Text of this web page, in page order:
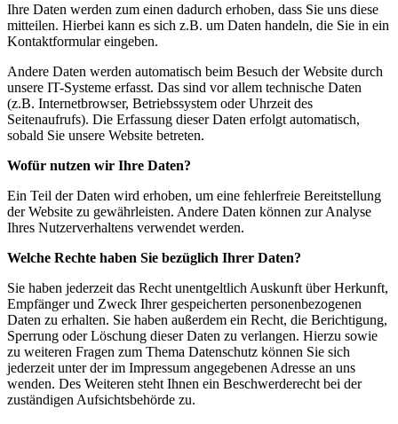
Ihre Daten werden zum einen dadurch erhoben, dass Sie uns diese
mitteilen. Hierbei kann es sich z.B. um Daten handeln, die Sie in ein
Kontaktformular eingeben.
Andere Daten werden automatisch beim Besuch der Website durch
unsere IT-Systeme erfasst. Das sind vor allem technische Daten
(z.B. Internetbrowser, Betriebssystem oder Uhrzeit des
Seitenaufrufs). Die Erfassung dieser Daten erfolgt automatisch,
sobald Sie unsere Website betreten.
Wofür nutzen wir Ihre Daten?
Ein Teil der Daten wird erhoben, um eine fehlerfreie Bereitstellung
der Website zu gewährleisten. Andere Daten können zur Analyse
Ihres Nutzerverhaltens verwendet werden.
Welche Rechte haben Sie bezüglich Ihrer Daten?
Sie haben jederzeit das Recht unentgeltlich Auskunft über Herkunft,
Empfänger und Zweck Ihrer gespeicherten personenbezogenen
Daten zu erhalten. Sie haben außerdem ein Recht, die Berichtigung,
Sperrung oder Löschung dieser Daten zu verlangen. Hierzu sowie
zu weiteren Fragen zum Thema Datenschutz können Sie sich
jederzeit unter der im Impressum angegebenen Adresse an uns
wenden. Des Weiteren steht Ihnen ein Beschwerderecht bei der
zuständigen Aufsichtsbehörde zu.